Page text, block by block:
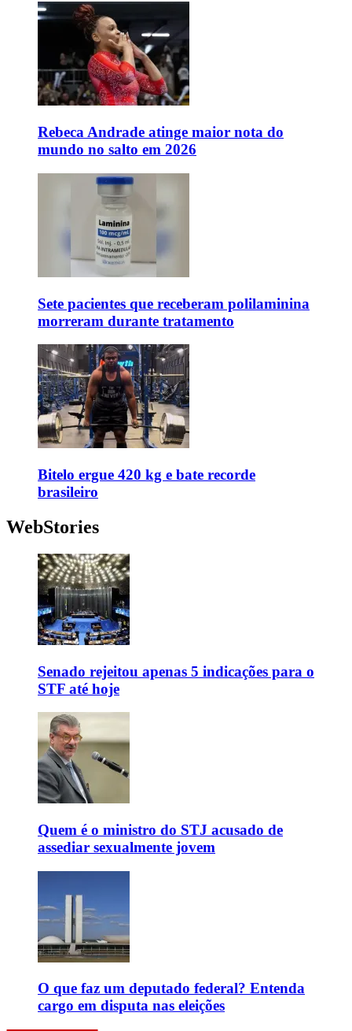
Rebeca Andrade atinge maior nota do
mundo no salto em 2026
Sete pacientes que receberam polilaminina
morreram durante tratamento
Bitelo ergue 420 kg e bate recorde
brasileiro
WebStories
Senado rejeitou apenas 5 indicações para o
STF até hoje
Quem é o ministro do STJ acusado de
assediar sexualmente jovem
O que faz um deputado federal? Entenda
cargo em disputa nas eleições